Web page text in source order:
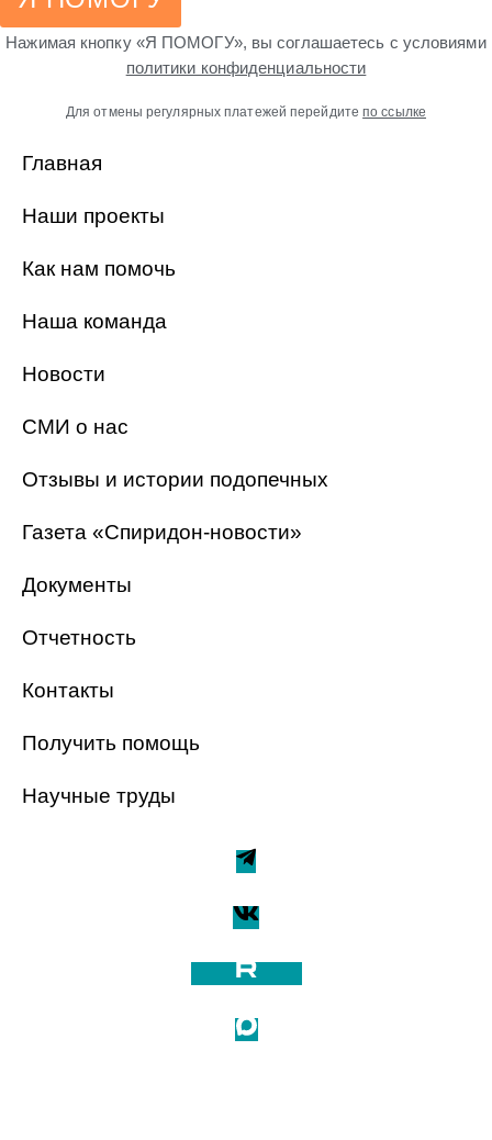
Нажимая кнопку «Я ПОМОГУ», вы соглашаетесь с условиями
политики конфиденциальности
Для отмены регулярных платежей перейдитепо ссылке
Главная
Наши проекты
Как нам помочь
Наша команда
Новости
СМИ о нас
Отзывы и истории подопечных
Газета «Спиридон-новости»
Документы
Отчетность
Контакты
Получить помощь
Научные труды